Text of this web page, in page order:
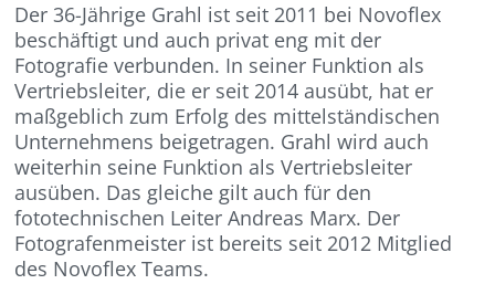
Der 36-Jährige Grahl ist seit 2011 bei Novoflex
beschäftigt und auch privat eng mit der
Fotografie verbunden. In seiner Funktion als
Vertriebsleiter, die er seit 2014 ausübt, hat er
maßgeblich zum Erfolg des mittelständischen
Unternehmens beigetragen. Grahl wird auch
weiterhin seine Funktion als Vertriebsleiter
ausüben. Das gleiche gilt auch für den
fototechnischen Leiter Andreas Marx. Der
Fotografenmeister ist bereits seit 2012 Mitglied
des Novoflex Teams.